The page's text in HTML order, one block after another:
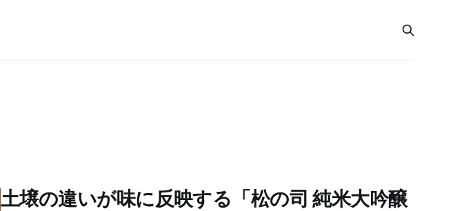
土壌の違いが味に反映する「松の司 純米大吟醸